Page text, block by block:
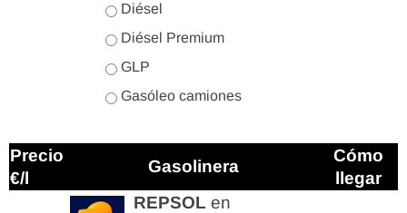
Diésel
Diésel Premium
GLP
Gasóleo camiones
Precio
€/l
Gasolinera
Cómo
llegar
REPSOL en